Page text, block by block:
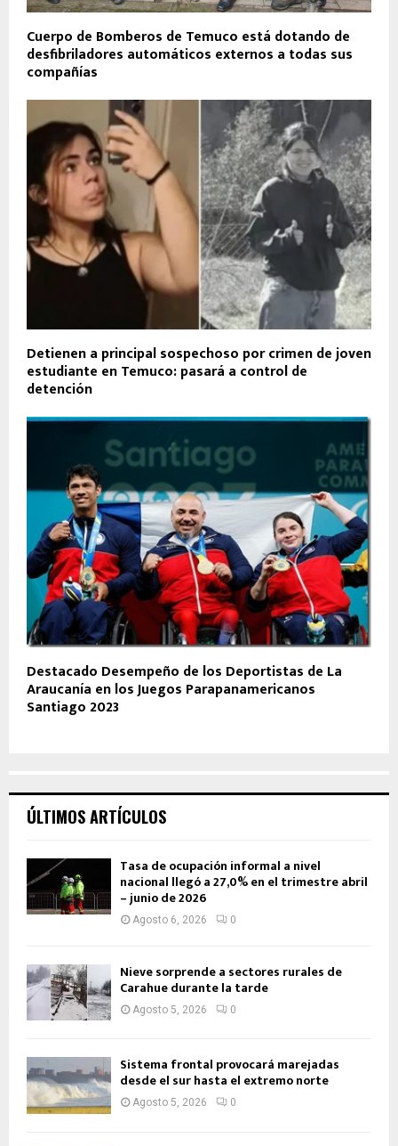
Cuerpo de Bomberos de Temuco está dotando de
desfibriladores automáticos externos a todas sus
compañías
Detienen a principal sospechoso por crimen de joven
estudiante en Temuco: pasará a control de
detención
Destacado Desempeño de los Deportistas de La
Araucanía en los Juegos Parapanamericanos
Santiago 2023
ÚLTIMOS ARTÍCULOS
Tasa de ocupación informal a nivel
nacional llegó a 27,0% en el trimestre abril
– junio de 2026
Agosto 6, 2026 0
Nieve sorprende a sectores rurales de
Carahue durante la tarde
Agosto 5, 2026 0
Sistema frontal provocará marejadas
desde el sur hasta el extremo norte
Agosto 5, 2026 0